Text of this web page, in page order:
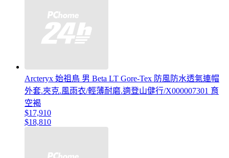
Arcteryx 始祖鳥 男 Beta LT Gore-Tex 防風防水透氣連帽
外套.夾克.風雨衣/輕薄耐磨.適登山健行/X000007301 育
空褐
$17,910
$18,810